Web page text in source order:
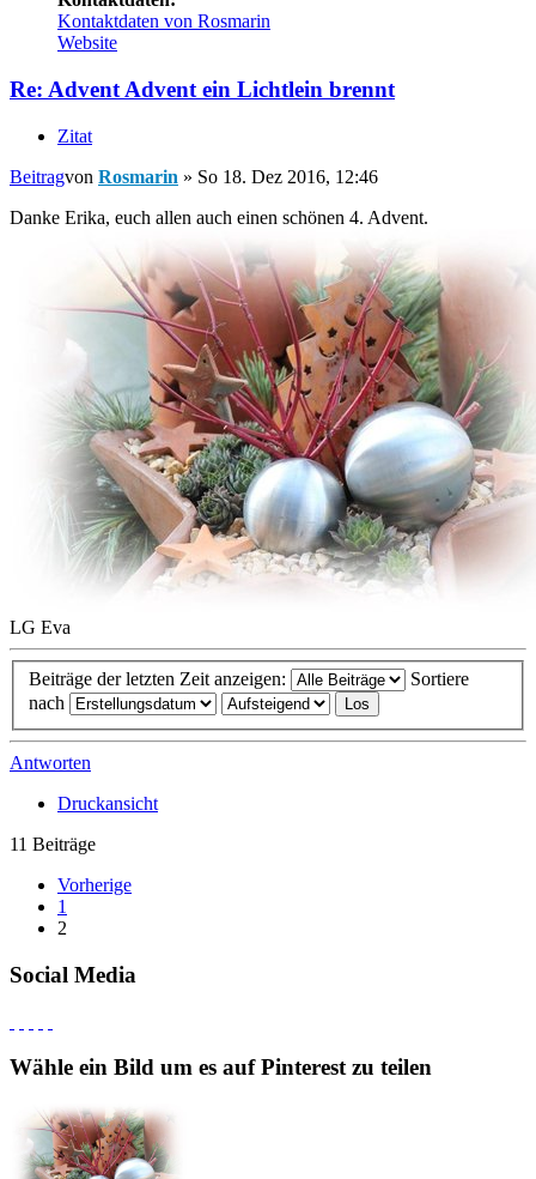
Kontaktdaten von Rosmarin
Website
Re: Advent Advent ein Lichtlein brennt
Zitat
Beitragvon Rosmarin » So 18. Dez 2016, 12:46
Danke Erika, euch allen auch einen schönen 4. Advent.
LG Eva
Beiträge der letzten Zeit anzeigen:
Sortiere
nach
Antworten
Druckansicht
11 Beiträge
Vorherige
1
2
Social Media
Wähle ein Bild um es auf Pinterest zu teilen